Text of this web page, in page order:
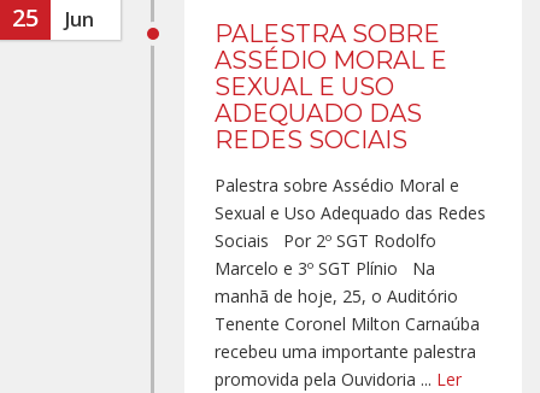
25 Jun
PALESTRA SOBRE
ASSÉDIO MORAL E
SEXUAL E USO
ADEQUADO DAS
REDES SOCIAIS
Palestra sobre Assédio Moral e
Sexual e Uso Adequado das Redes
Sociais Por 2º SGT Rodolfo
Marcelo e 3º SGT Plínio Na
manhã de hoje, 25, o Auditório
Tenente Coronel Milton Carnaúba
recebeu uma importante palestra
promovida pela Ouvidoria ... Ler